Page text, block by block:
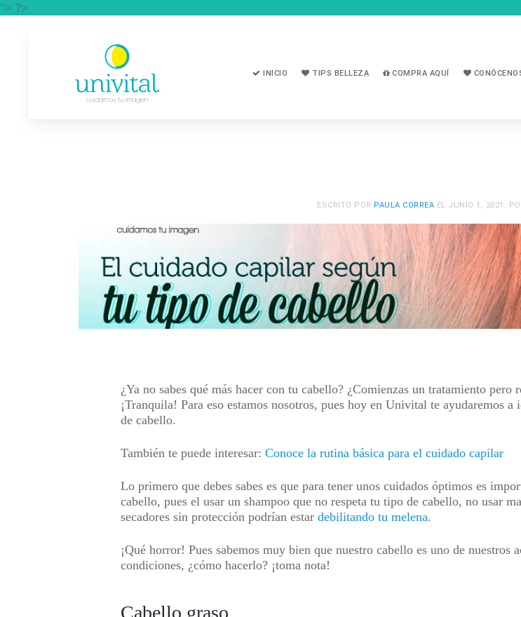
"> ?>
INICIO TIPS BELLEZA COMPRA AQUÍ
ESCRITO POR PAULA CORREA EL JUNIO 1, 2021 .
¿Ya no sabes qué más hacer con tu cabello? ¿Comienzas un tratamiento
¡Tranquila! Para eso estamos nosotros, pues hoy en Univital te ayudaremos
de cabello.
También te puede interesar: Conoce la rutina básica para el cuidado capilar
Lo primero que debes sabes es que para tener unos cuidados óptimos es
cabello, pues el usar un shampoo que no respeta tu tipo de cabello, no usar
secadores sin protección podrían estar debilitando tu melena.
¡Qué horror! Pues sabemos muy bien que nuestro cabello es uno de
condiciones, ¿cómo hacerlo? ¡toma nota!
Cabello graso